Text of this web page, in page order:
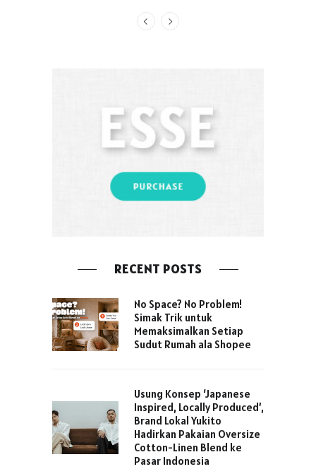
RECENT POSTS
No Space? No Problem!
Simak Trik untuk
Memaksimalkan Setiap
Sudut Rumah ala Shopee
Usung Konsep ‘Japanese
Inspired, Locally Produced’,
Brand Lokal Yukito
Hadirkan Pakaian Oversize
Cotton-Linen Blend ke
Pasar Indonesia